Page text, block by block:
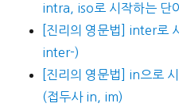
intra, iso로 시작하는 단
[진리의 영문법] inter로
inter-)
[진리의 영문법] in으로
(접두사 in, im)